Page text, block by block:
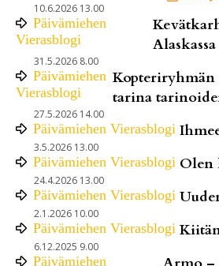
10.6.2026 13.00
Päivämiehen
Vierasblogi
Alaskassa
31.5.2026 8.00
Päivämiehen
Vierasblogi
Kopteriryhmän
tarina
27.5.2026 14.00
Päivämiehen Vierasblogi
3.5.2026 13.00
Päivämiehen Vierasblogi
24.4.2026 13.00
Päivämiehen Vierasblogi
2.1.2026 10.00
Päivämiehen Vierasblogi
6.12.2025 9.00
Päivämiehen